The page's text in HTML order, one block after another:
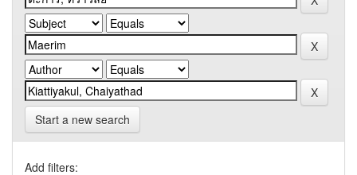
Start a new search
Add filters: